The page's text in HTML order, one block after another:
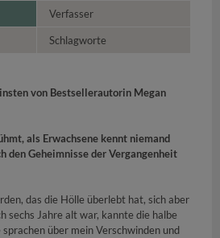
Verfasser
Schlagworte
von Bestsellerautorin Megan
als Erwachsene kennt niemand
den Geheimnisse der Vergangenheit
das die Hölle überlebt hat, sich aber
sechs Jahre alt war, kannte die halbe
über mein Verschwinden und